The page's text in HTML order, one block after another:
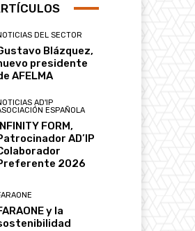
DEL SECTOR
Blázquez,
presidente
AFELMA
AD'IP
ESPAÑOLA
FORM,
AD’IP
2026
y la